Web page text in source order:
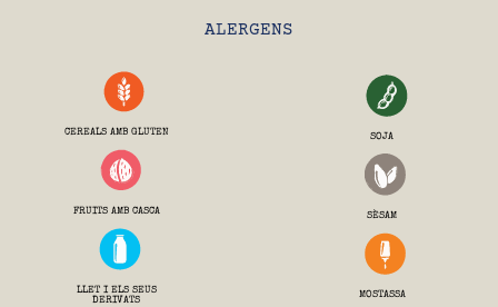
ALERGENS
CEREALS AMB GLUTEN
FRUITS AMB CASCA
LLET I ELS SEUS
DERIVATS
SOJA
SÈSAM
MOSTASSA